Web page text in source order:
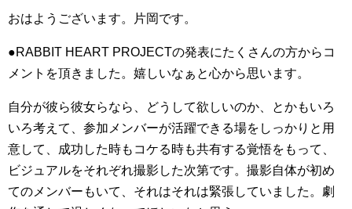
おはようございます。片岡です。
●RABBIT HEART PROJECTの発表にたくさんの方からコ
メントを頂きました。嬉しいなぁと心から思います。
自分が彼ら彼女らなら、どうして欲しいのか、とかもいろ
いろ考えて、参加メンバーが活躍できる場をしっかりと用
意して、成功した時もコケる時も共有する覚悟をもって、
ビジュアルをそれぞれ撮影した次第です。撮影自体が初め
てのメンバーもいて、それはそれは緊張していました。劇